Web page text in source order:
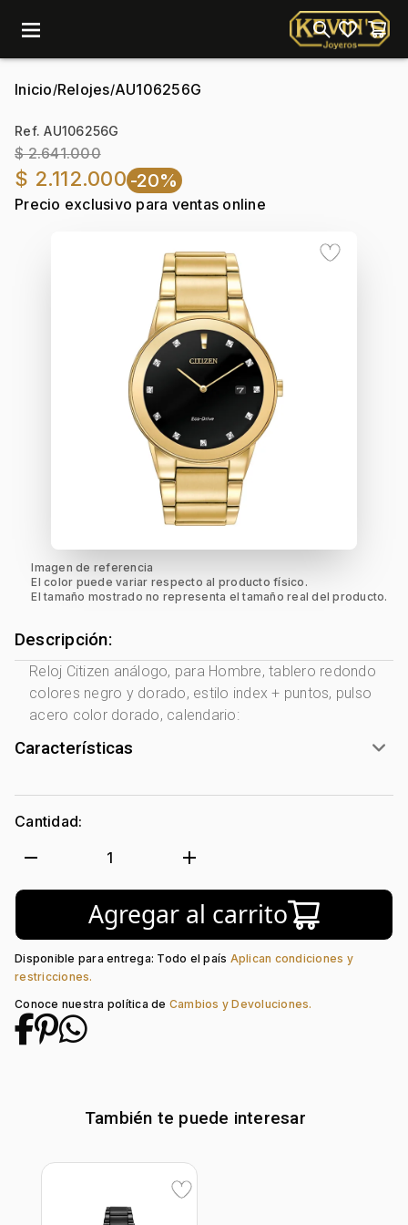
menu
Inicio/Relojes/AU106256G
Ref. AU106256G
$ 2.641.000
$ 2.112.000 -20%
Precio exclusivo para ventas online
Imagen de referencia
El color puede variar respecto al producto físico.
El tamaño mostrado no representa el tamaño real del producto.
Descripción:
Reloj Citizen análogo, para Hombre, tablero redondo
colores negro y dorado, estilo index + puntos, pulso
acero color dorado, calendario:
Características
Marca: Citizen
Género:
Ecoamigable:
Forma de caja:
Redondo
Calendario: Si
Tipo de cristal: Mineral
Color del Bisel:
Dorado
Color del tablero: Negro + Dorado
Color del Pulso:
Material del pulso:
Acero
Tipo de cierre:
Cantidad:
remove 1 add
Agregar al carrito
Disponible para entrega: Todo el país Aplican condiciones y
restricciones.
Conoce nuestra política de Cambios y Devoluciones.
También te puede interesar